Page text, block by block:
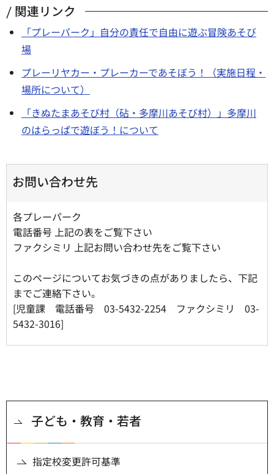
関連リンク
「プレーパーク」自分の責任で自由に遊ぶ冒険あそび
場
プレーリヤカー・プレーカーであそぼう！（実施日程・
場所について）
「きぬたまあそび村（砧・多摩川あそび村）」多摩川
のはらっぱで遊ぼう！について
お問い合わせ先
各プレーパーク
電話番号 上記の表をご覧下さい
ファクシミリ 上記お問い合わせ先をご覧下さい
このページについてお気づきの点がありましたら、下記
までご連絡下さい。
[児童課 電話番号 03-5432-2254 ファクシミリ 03-
5432-3016]
子ども・教育・若者
指定校変更許可基準